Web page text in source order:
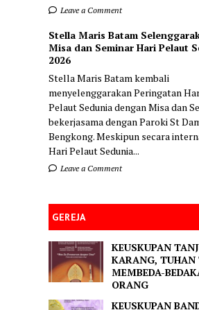
Leave a Comment
Stella Maris Batam
Misa dan Seminar Hari Pelaut
2026
Stella Maris Batam kembali
menyelenggarakan Peringatan
Pelaut Sedunia dengan Misa dan
bekerjasama dengan Paroki St
Bengkong. Meskipun secara
Hari Pelaut Sedunia...
Leave a Comment
GEREJA
KEUSKUPAN
KARANG, TUHAN
MEMBEDA-
ORANG
KEUSKUPAN